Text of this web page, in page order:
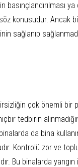
konusudur. Ancak
sağlanıp
çok önemli bir
tedbirin
da bina
Kontrolü zor ve
Bu binalarda